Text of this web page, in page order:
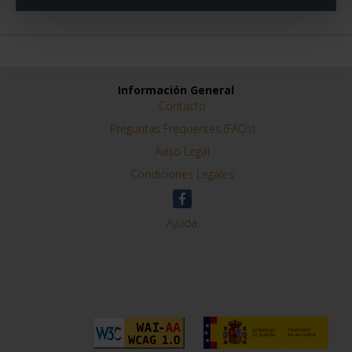
Información General
Contacto
Preguntas Frequentes (FAQs)
Aviso Legal
Condiciones Legales
Ayuda